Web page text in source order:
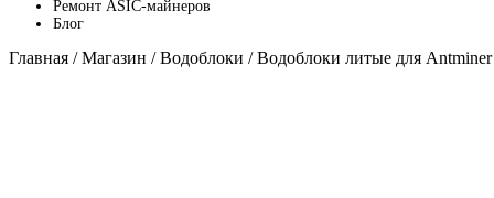
Ремонт ASIC-майнеров
Блог
Главная /Магазин /Водоблоки / Водоблоки литые для Antminer